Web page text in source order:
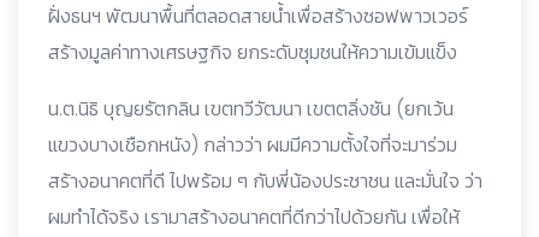
ฝั่งธนฯ พัฒนาพื้นที่ตลอดสายน้ำเพื่อสร้างซอฟพาวเวอร์
สร้างมูลค่าทางเศรษฐกิจ ยกระดับชุมชนให้ความเข้มแข็ง
น.ต.นิธิ บุญยรัตกลิน เขตทวีวัฒนา เขตตลิ่งชัน (ยกเว้น
แขวงบางเชือกหนัง) กล่าวว่า ผมมีความตั้งใจที่จะมาร่วม
สร้างอนาคตที่ดี ไปพร้อม ๆ กับพี่น้องประชาชน และมั่นใจ ว่า
ผมทำได้จริง เรามาสร้างอนาคตที่ดีกว่าไปด้วยกัน เพื่อให้